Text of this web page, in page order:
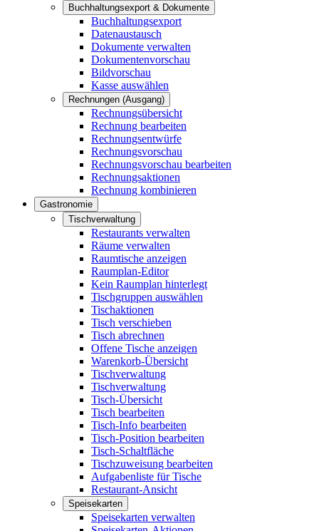
Buchhaltungsexport & Dokumente
Buchhaltungsexport
Datenaustausch
Dokumente verwalten
Dokumentenvorschau
Bildvorschau
Kasse auswählen
Rechnungen (Ausgang)
Rechnungsübersicht
Rechnung bearbeiten
Rechnungsentwürfe
Rechnungsvorschau
Rechnungsvorschau bearbeiten
Rechnungsaktionen
Rechnung kombinieren
Gastronomie
Tischverwaltung
Restaurants verwalten
Räume verwalten
Raumtische anzeigen
Raumplan-Editor
Kein Raumplan hinterlegt
Tischgruppen auswählen
Tischaktionen
Tisch verschieben
Tisch abrechnen
Offene Tische anzeigen
Warenkorb-Übersicht
Tischverwaltung
Tischverwaltung
Tisch-Übersicht
Tisch bearbeiten
Tisch-Info bearbeiten
Tisch-Position bearbeiten
Tisch-Schaltfläche
Tischzuweisung bearbeiten
Aufgabenliste für Tische
Restaurant-Ansicht
Speisekarten
Speisekarten verwalten